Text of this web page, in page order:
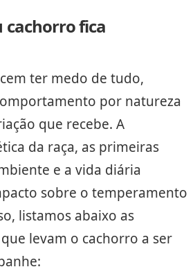
cachorro fica
ter medo de tudo,
por natureza
que recebe. A
da raça, as primeiras
e a vida diária
sobre o temperamento
listamos abaixo as
levam o cachorro a ser